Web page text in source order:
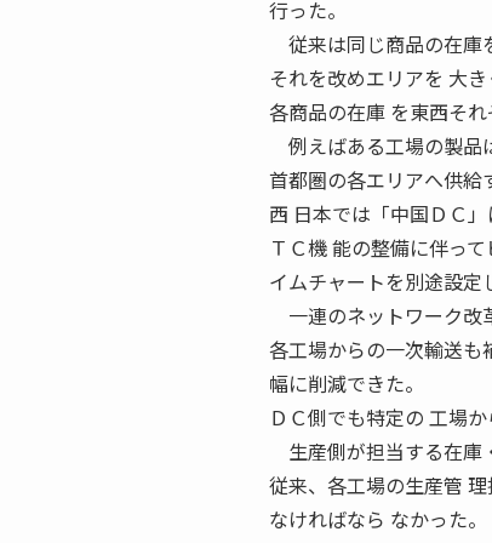
行った。
従来は同じ商品の在庫
それを改めエリアを 大
各商品の在庫 を東西そ
例えばある工場の製品
首都圏の各エリアへ供給
西 日本では「中国ＤＣ
ＴＣ機 能の整備に伴っ
イムチャートを別途設定
一連のネットワーク改
各工場からの一次輸送も
幅に削減できた。
ＤＣ側でも特定の 工場
生産側が担当する在庫
従来、各工場の生産管
なければなら なかった。